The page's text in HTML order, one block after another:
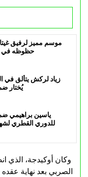
موسم مميز لرفيق
حظوظه في
زياد لركش يتألق في
يُختار
ياسين براهيمي
للدوري القطري
وكان أوكيدجة، الذي
الصربي بعد نهاية